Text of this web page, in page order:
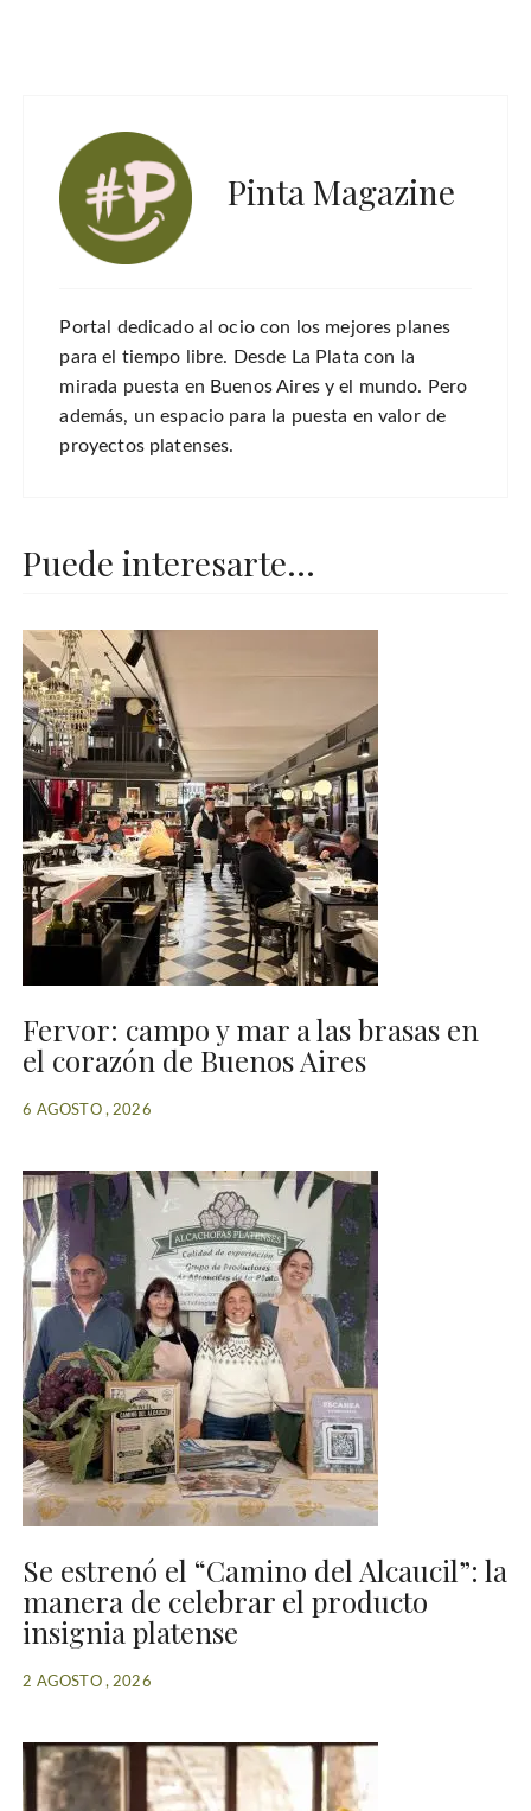
Pinta Magazine
Portal dedicado al ocio con los mejores planes
para el tiempo libre. Desde La Plata con la
mirada puesta en Buenos Aires y el mundo. Pero
además, un espacio para la puesta en valor de
proyectos platenses.
Puede interesarte...
Fervor: campo y mar a las brasas en
el corazón de Buenos Aires
6 AGOSTO , 2026
Se estrenó el “Camino del Alcaucil”: la
manera de celebrar el producto
insignia platense
2 AGOSTO , 2026